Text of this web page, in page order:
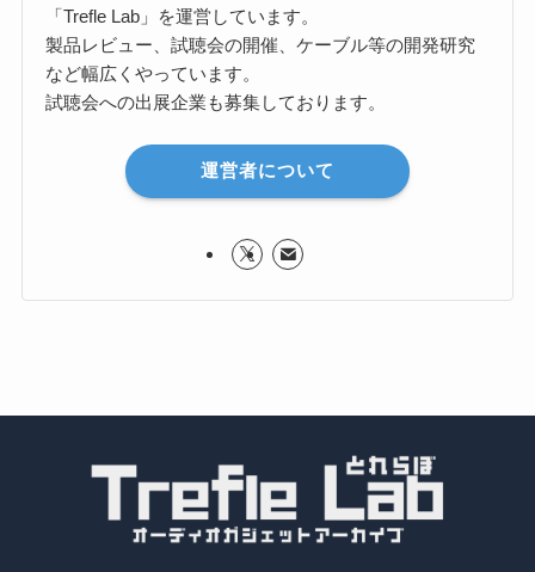
「Trefle Lab」を運営しています。
製品レビュー、試聴会の開催、ケーブル等の開発研究
など幅広くやっています。
試聴会への出展企業も募集しております。
運営者について